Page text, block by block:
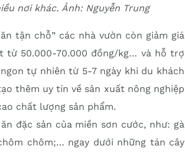
nơi khác. Ảnh: Nguyễn Trung
tận chỗ” các nhà vườn còn giảm giá
từ 50.000-70.000 đồng/kg… và hỗ trợ
tự nhiên từ 5-7 ngày khi du khách
thêm uy tín về sản xuất nông nghiệp
chất lượng sản phẩm.
đặc sản của miền sơn cước, như: gà
chôm;… ngay dưới những tán cây